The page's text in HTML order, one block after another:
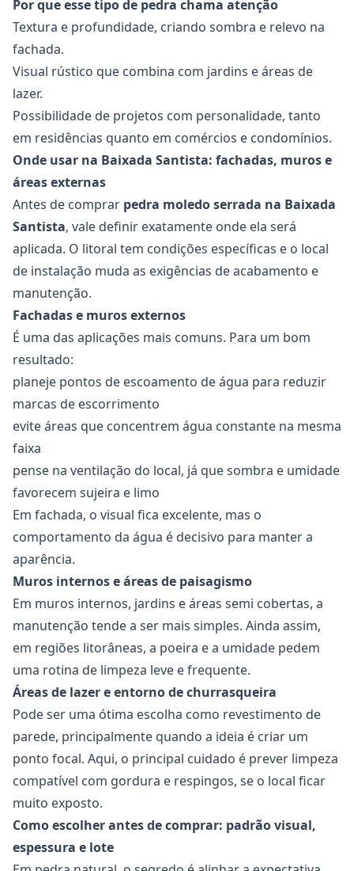
Por que esse tipo de pedra chama atenção
Textura e profundidade, criando sombra e relevo na
fachada.
Visual rústico que combina com jardins e áreas de
lazer.
Possibilidade de projetos com personalidade, tanto
em residências quanto em comércios e condomínios.
Onde usar na Baixada Santista: fachadas, muros e
áreas externas
Antes de comprar pedra moledo serrada na Baixada
Santista, vale definir exatamente onde ela será
aplicada. O litoral tem condições específicas e o local
de instalação muda as exigências de acabamento e
manutenção.
Fachadas e muros externos
É uma das aplicações mais comuns. Para um bom
resultado:
planeje pontos de escoamento de água para reduzir
marcas de escorrimento
evite áreas que concentrem água constante na mesma
faixa
pense na ventilação do local, já que sombra e umidade
favorecem sujeira e limo
Em fachada, o visual fica excelente, mas o
comportamento da água é decisivo para manter a
aparência.
Muros internos e áreas de paisagismo
Em muros internos, jardins e áreas semi cobertas, a
manutenção tende a ser mais simples. Ainda assim,
em regiões litorâneas, a poeira e a umidade pedem
uma rotina de limpeza leve e frequente.
Áreas de lazer e entorno de churrasqueira
Pode ser uma ótima escolha como revestimento de
parede, principalmente quando a ideia é criar um
ponto focal. Aqui, o principal cuidado é prever limpeza
compatível com gordura e respingos, se o local ficar
muito exposto.
Como escolher antes de comprar: padrão visual,
espessura e lote